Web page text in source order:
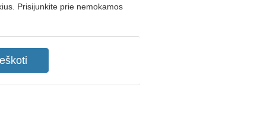
Prisijunkite prie nemokamos